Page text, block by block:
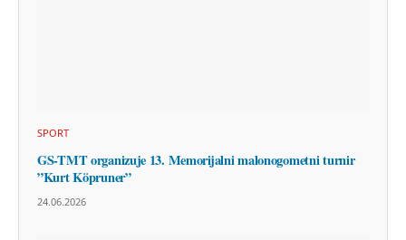
SPORT
GS-TMT organizuje 13. Memorijalni malonogometni turnir
”Kurt Köpruner”
24.06.2026